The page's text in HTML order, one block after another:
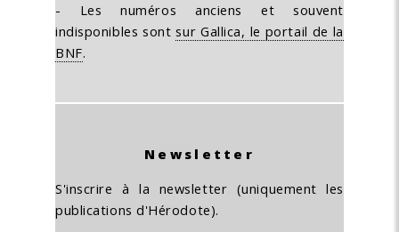
- Les numéros anciens et souvent
indisponibles sontsur Gallica, le portail de la
BNF.
Newsletter
S'inscrire à la newsletter (uniquement les
publications d'Hérodote).